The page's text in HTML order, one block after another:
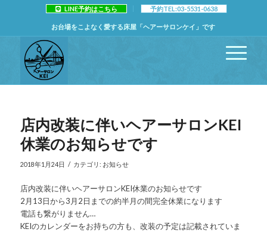
LINE予約はこちら 予約TEL:03-5531-0638
お台場をこよなく愛する床屋「ヘアーサロンケイ」です
店内改装に伴いヘアーサロンKEI
休業のお知らせです
2018年1月24日 / カテゴリ: お知らせ
店内改装に伴いヘアーサロンKEI休業のお知らせです
2月13日から3月2日までの約半月の間完全休業になります
電話も繋がりません…
KEIのカレンダーをお持ちの方も、改装の予定は記載されていま